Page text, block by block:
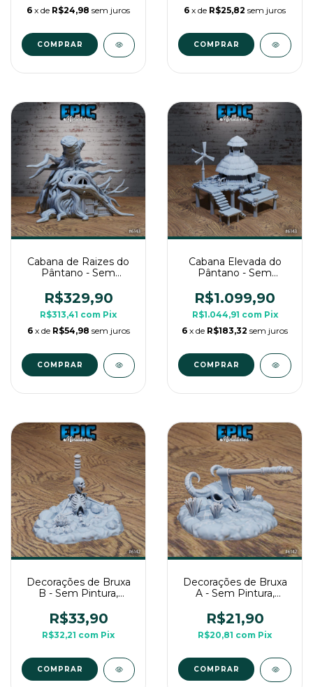
6 x de R$24,98 sem juros
6 x de R$25,82 sem juros
Cabana de Raizes do
Pântano - Sem
Cenário Para RPG de
Mesa
R$329,90
R$313,41 com Pix
6 x de R$54,98 sem juros
Cabana Elevada do
Pântano - Sem
Cenário Para RPG de
Mesa
R$1.099,90
R$1.044,91 com Pix
6 x de R$183,32 sem juros
Decorações de Bruxa
B - Sem Pintura,
Para RPG de Mesa
R$33,90
R$32,21 com Pix
Decorações de Bruxa
A - Sem Pintura,
Para RPG de Mesa
R$21,90
R$20,81 com Pix